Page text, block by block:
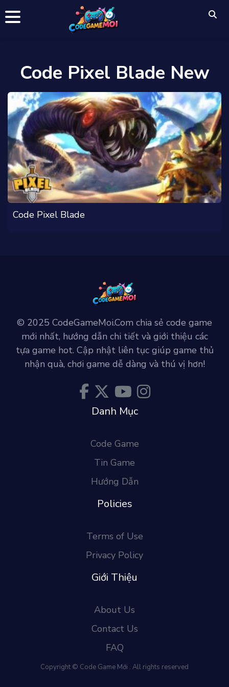
Code Pixel Blade New
Code Pixel Blade
© 2025 CodeGameMoi.Com chia sẻ code game
mới nhất, hướng dẫn chi tiết và giới thiệu các
tựa game hot. Cập nhật liên tục giúp game thủ
nhận quà, chơi game dễ dàng và thú vị hơn!
Danh Mục
Code Game
Tin Game
Hướng Dẫn
Policies
Terms of Use
Privacy Policy
Giới Thiệu
About Us
Contact Us
FAQ
Copyright © Code Game Mới . All rights reserved